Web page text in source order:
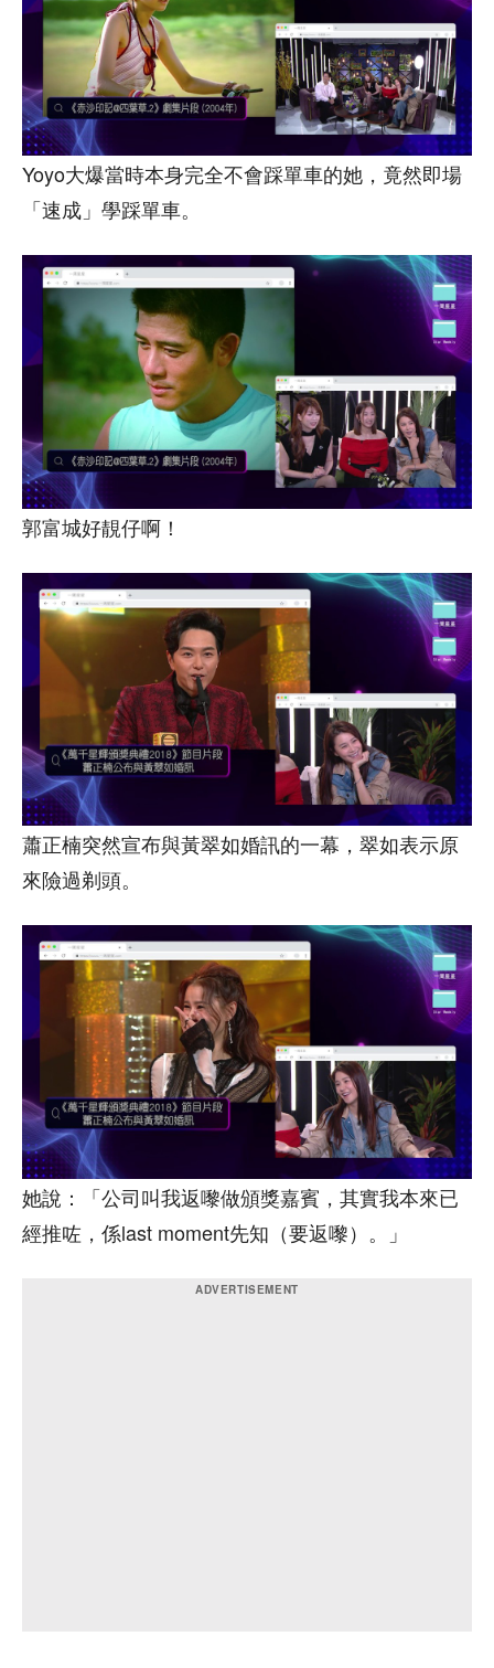
Yoyo大爆當時本身完全不會踩單車的她，竟然即場
「速成」學踩單車。
郭富城好靚仔啊！
蕭正楠突然宣布與黃翠如婚訊的一幕，翠如表示原
來險過剃頭。
她說：「公司叫我返嚟做頒獎嘉賓，其實我本來已
經推咗，係last moment先知（要返嚟）。」